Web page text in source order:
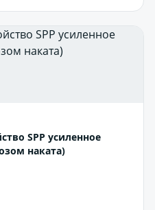
SPP усиленное
наката)